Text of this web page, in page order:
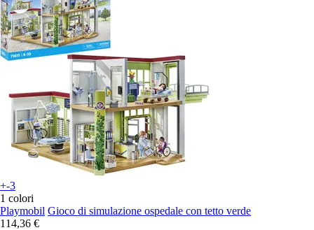
+-3
1 colori
Playmobil Gioco di simulazione ospedale con tetto verde
114,36 €